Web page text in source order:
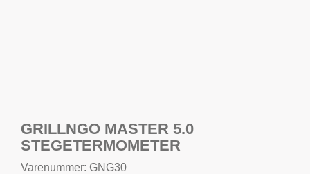
GRILLNGO MASTER 5.0
STEGETERMOMETER
Varenummer: GNG30